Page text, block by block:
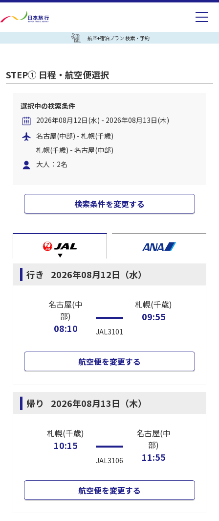
航空+宿泊プラン 検索・予約
STEP① 日程・航空便選択
選択中の検索条件
2026年08月12日(水) - 2026年08月13日(木)
名古屋(中部) - 札幌(千歳)
札幌(千歳) - 名古屋(中部)
大人：2名
検索条件を変更する
行き 2026年08月12日（水）
名古屋(中
部)
08:10 JAL3101
札幌(千歳)
09:55
航空便を変更する
帰り 2026年08月13日（木）
札幌(千歳)
10:15
JAL3106
名古屋(中
部)
11:55
航空便を変更する